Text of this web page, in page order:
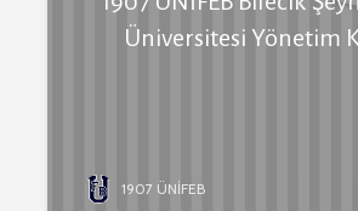
Üniversitesi Yönetim
1907 ÜNİFEB